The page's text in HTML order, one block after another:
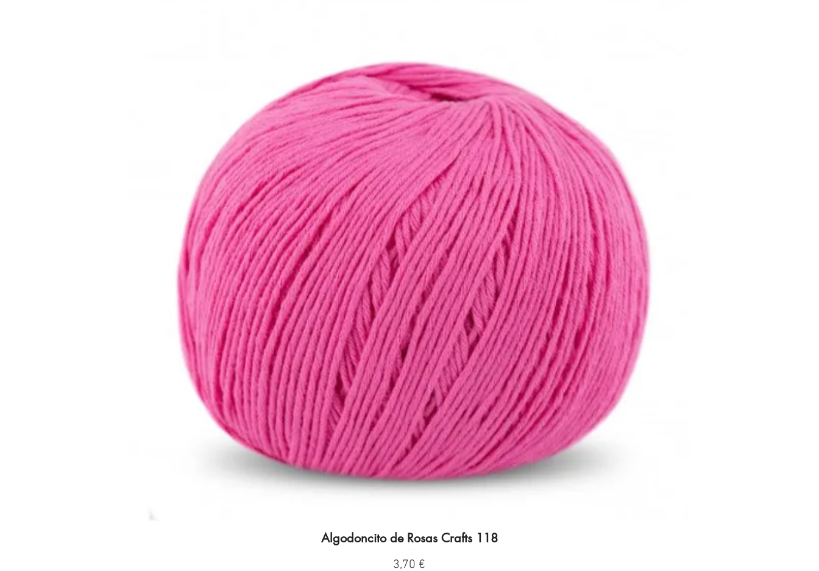
Vista rápida
Algodoncito de Rosas Crafts 118
Precio
3,70 €